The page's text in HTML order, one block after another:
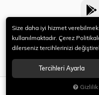
© 2021
Size daha iyi hizmet
kullanılmaktadır. Çerez
dilerseniz tercihlerinizi
Tercihleri Ayarla
Gizlilik